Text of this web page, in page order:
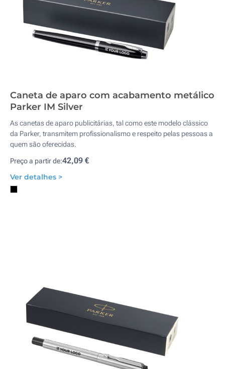
Caneta de aparo com acabamento metálico
Parker IM Silver
As canetas de aparo publicitárias, tal como este modelo clássico
da Parker, transmitem profissionalismo e respeito pelas pessoas a
quem são oferecidas.
Preço a partir de:42,09 €
Ver detalhes >